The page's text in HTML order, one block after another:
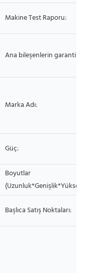
Makine Test Raporu:
Ana bileşenlerin garantisi:
Marka Adı:
Güç:
Boyutlar
Başlıca Satış Noktaları: